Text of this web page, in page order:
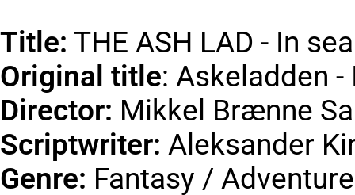
Title: THE ASH LAD - In
Original title: Askeladden
Director: Mikkel Brænne
Scriptwriter: Aleksander
Genre: Fantasy / Adventure